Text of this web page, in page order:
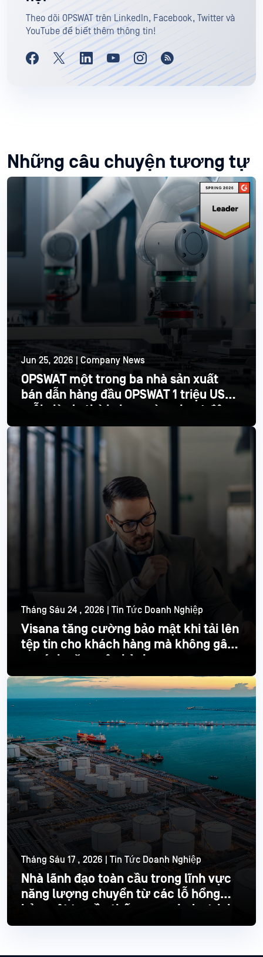
Theo dõi OPSWAT trên LinkedIn, Facebook, Twitter và
YouTube để biết thêm thông tin!
Những câu chuyện tương tự
Jun 25, 2026 | Company News
OPSWAT một trong ba nhà sản xuất
bán dẫn hàng đầu OPSWAT 1 triệu USD
mỗi giờ do thời gian ngừng hoạt động
Đọc thêm
Tháng Sáu 24 , 2026 | Tin Tức Doanh Nghiệp
Visana tăng cường bảo mật khi tải lên
tệp tin cho khách hàng mà không gây
ra gánh nặng vận hành
Đọc thêm
Tháng Sáu 17 , 2026 | Tin Tức Doanh Nghiệp
Nhà lãnh đạo toàn cầu trong lĩnh vực
năng lượng chuyển từ các lỗ hổng
bảo mật truyền thống sang Industrial
hiện đại
Đọc thêm